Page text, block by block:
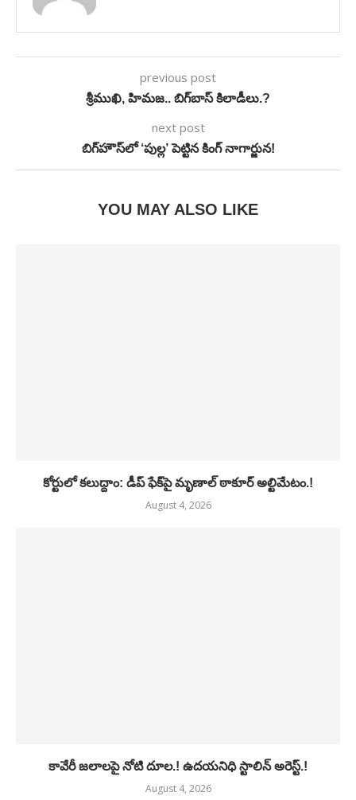
previous post
శ్రీముఖి, హిమజ.. బిగ్‌బాస్‌ కిలాడీలు.?
next post
బిగ్‌హౌస్‌లో ‘పుల్ల’ పెట్టిన కింగ్‌ నాగార్జున!
YOU MAY ALSO LIKE
కోర్టులో కలుద్దాం: డీప్ ఫేక్‌పై మృణాల్ ఠాకూర్ అల్టిమేటం.!
August 4, 2026
కావేరీ జలాలపై నోటి దూల.! ఉదయనిధి స్టాలిన్ అరెస్ట్.!
August 4, 2026